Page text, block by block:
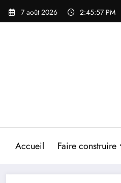
Aller
7 août 2026 2:45:58 PM
Accueil Faire construire